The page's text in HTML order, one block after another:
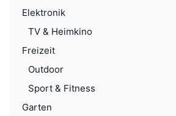
Elektronik
TV & Heimkino
Freizeit
Outdoor
Sport & Fitness
Garten